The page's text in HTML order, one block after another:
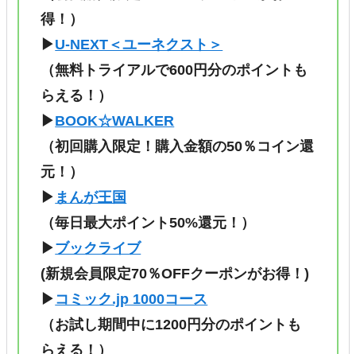
得！）
▶U-NEXT＜ユーネクスト＞
（無料トライアルで600円分のポイントも
らえる！）
▶BOOK☆WALKER
（初回購入限定！購入金額の50％コイン還
元！）
▶ まんが王国
（毎日最大ポイント50%還元！）
▶ブックライブ
(新規会員限定70％OFFクーポンがお得！)
▶ コミック.jp 1000コース
（お試し期間中に1200円分のポイントも
らえる！ ）